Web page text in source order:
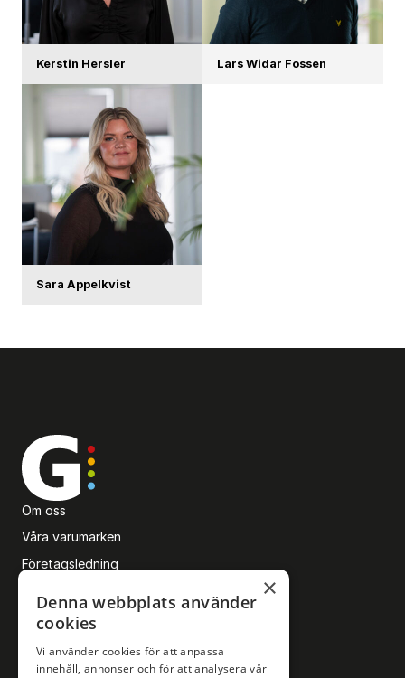
Kerstin Hersler Lars Widar Fossen
Sara Appelkvist
Om oss
Våra varumärken
Företagsledning
Sponsring
Företagsmarknad
×
Denna webbplats använder
cookies
Vi använder cookies för att anpassa
innehåll, annonser och för att analysera vår